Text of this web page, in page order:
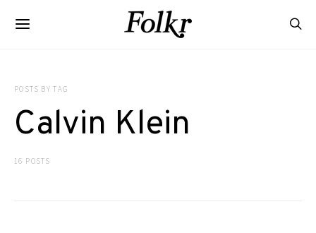
POSTS BY TAG
Calvin Klein
16 POSTS